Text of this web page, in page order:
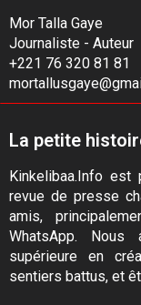
Mor Talla Gaye
Journaliste - Auteur
+221 76 320 81 81
La petite
Kinkelibaa.Info
revue de presse
amis,
WhatsApp.
supérieure en
sentiers battus, et